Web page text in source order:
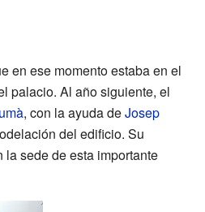
en ese momento estaba en el
palacio. Al año siguiente, el
, con la ayuda deJosep
del edificio. Su
sede de esta importante